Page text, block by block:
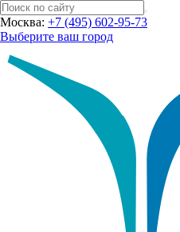
Москва: +7 (495) 602-95-73
Выберите ваш город